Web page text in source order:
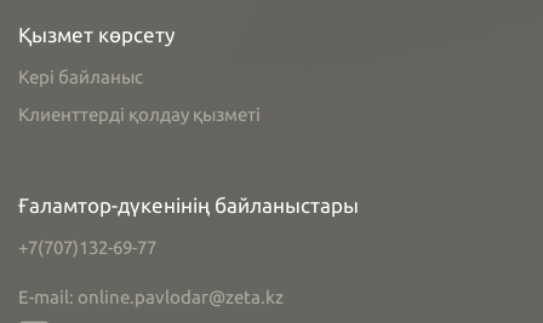
Қызмет көрсету
Кері байланыс
Клиенттерді қолдау қызметі
Ғаламтор-дүкенінің байланыстары
+7(707)132-69-77
E-mail: online.pavlodar@zeta.kz